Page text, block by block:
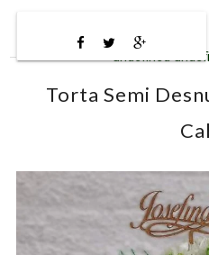
undefined
Torta Semi